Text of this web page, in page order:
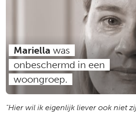
Mariella was
onbeschermd in een
woongroep.
"Hier wil ik eigenlijk liever ook niet